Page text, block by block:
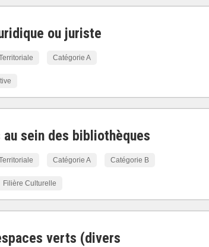
ou juriste
Catégorie A
sein des bibliothèques
Catégorie A Catégorie B
Filière Culturelle
verts (divers